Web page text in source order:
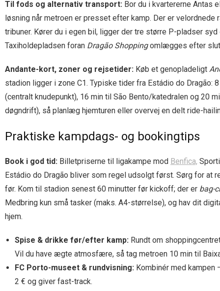
Til fods og alternativ transport: Bor du i kvartererne Antas
løsning når metroen er presset efter kamp. Der er
tribuner. Kører du i egen bil, ligger der tre større P-pladser
Taxiholdepladsen foran Dragão Shoppingomlægges efter
Andante-kort, zoner og rejsetider: Køb et genopladeligt
stadion ligger i zone C1. Typiske tider fra Estádio do Dragão:
(centralt knudepunkt), 16 min til São Bento/katedralen og 20
døgndrift), så planlæg hjemturen eller overvej en delt ride-
Praktiske kampdags- og bookingtips
Book i god tid: Billetpriserne til ligakampe mod Benfica,
Estádio do Dragão bliver som regel udsolgt først. Sørg for at
før. Kom til stadion senest 60 minutter før kickoff; der er bag-
Medbring kun små tasker (maks. A4-størrelse), og hav dit
hjem.
Spise & drikke før/efter kamp: Rundt om
Vil du have ægte atmosfære, så tag metroen 10 min til
FC Porto-museet & rundvisning: Kombinér med
2 € og giver fast-track.